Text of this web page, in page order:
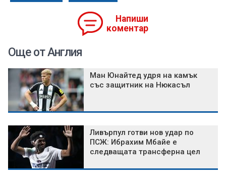
Напиши
коментар
Още от Англия
Ман Юнайтед удря на камък
със защитник на Нюкасъл
Ливърпул готви нов удар по
ПСЖ: Ибрахим Мбайе е
следващата трансферна цел